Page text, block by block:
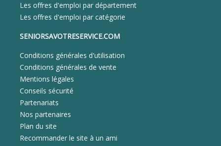
Les offres d'emploi par département
Les offres d'emploi par catégorie
SENIORSAVOTRESERVICE.COM
Conditions générales d'utilisation
Conditions générales de vente
Mentions légales
Conseils sécurité
Partenariats
Nos partenaires
Plan du site
Recommander le site à un ami